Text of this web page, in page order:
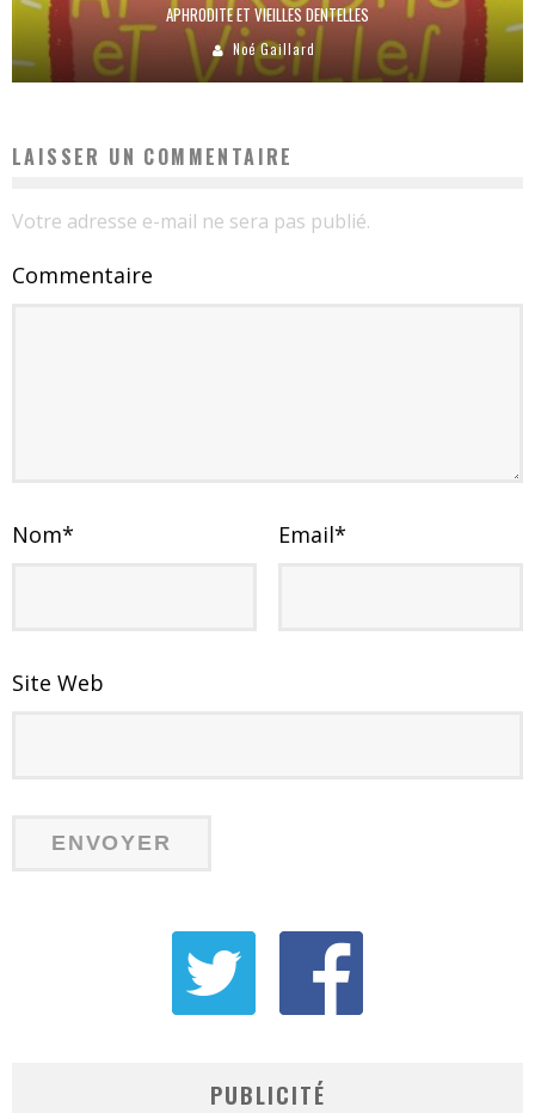
APHRODITE ET VIEILLES DENTELLES
Noé Gaillard
LAISSER UN COMMENTAIRE
Votre adresse e-mail ne sera pas publié.
Commentaire
Nom* Email*
Site Web
PUBLICITÉ